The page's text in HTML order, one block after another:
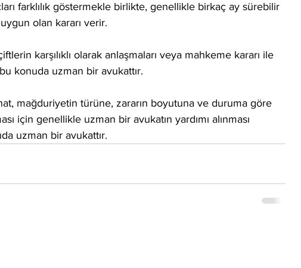
farklılık göstermekle birlikte, genellikle birkaç ay sürebilir
olan kararı verir.
karşılıklı olarak anlaşmaları veya mahkeme kararı ile
konuda uzman bir avukattır.
mağduriyetin türüne, zararın boyutuna ve duruma göre
için genellikle uzman bir avukatın yardımı alınması
uzman bir avukattır.